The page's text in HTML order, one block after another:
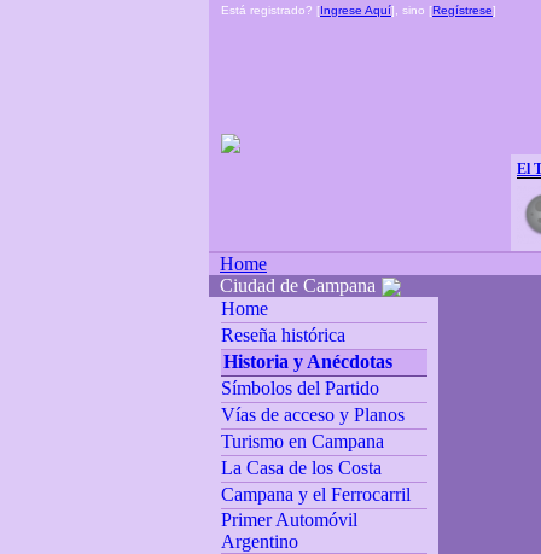
Está registrado? [Ingrese Aquí], sino [Regístrese]
El
Home
Ciudad de Campana
Home
Reseña histórica
Historia y Anécdotas
Símbolos del Partido
Vías de acceso y Planos
Turismo en Campana
La Casa de los Costa
Campana y el Ferrocarril
Primer Automóvil
Argentino